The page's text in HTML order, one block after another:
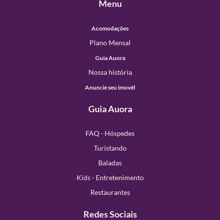
Menu
Acomodações
Plano Mensal
Guia Auora
Nossa história
Anuncie seu imovél
Guia Auora
FAQ - Hóspedes
Turistando
Baladas
Kids - Entretenimento
Restaurantes
Redes Sociais